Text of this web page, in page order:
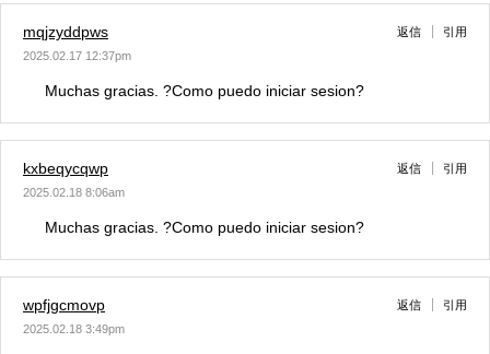
mqjzyddpws
2025.02.17 12:37pm
返信 引用
Muchas gracias. ?Como puedo iniciar sesion?
kxbeqycqwp
2025.02.18 8:06am
返信 引用
Muchas gracias. ?Como puedo iniciar sesion?
wpfjgcmovp
2025.02.18 3:49pm
返信 引用